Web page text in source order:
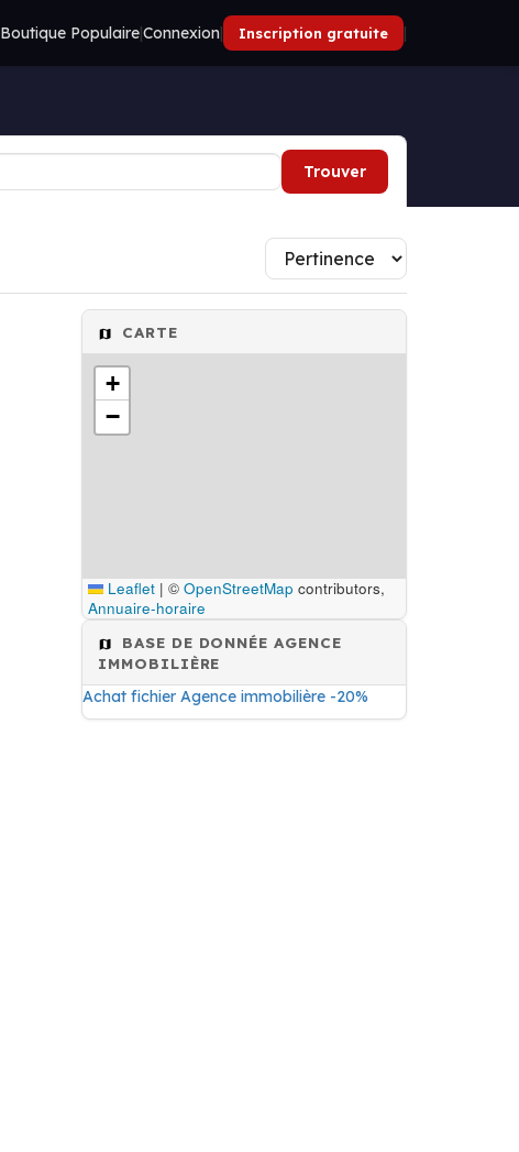
Boutique Populaire|Connexion| Inscription gratuite |
Trouver
CARTE
+
−
Leaflet | © OpenStreetMap contributors,
Annuaire-horaire
BASE DE DONNÉE AGENCE
IMMOBILIÈRE
Achat fichier Agence immobilière -20%